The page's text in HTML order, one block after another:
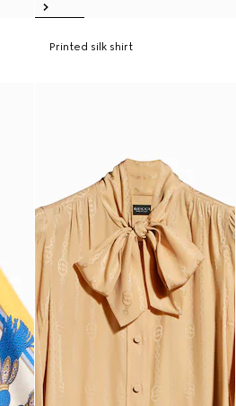
Printed silk shirt